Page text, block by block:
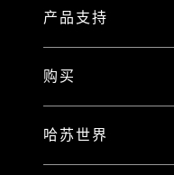
H 系统
PHOCUS MOBILE
合作产品
哈苏大师
产品支持
保修声明
购买
哈苏世界